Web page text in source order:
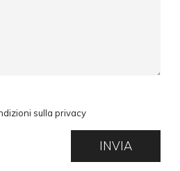
sulla privacy